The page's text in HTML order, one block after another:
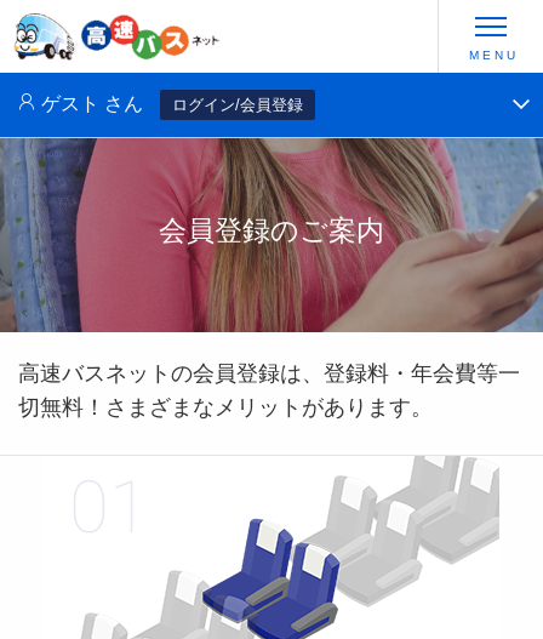
ゲスト さん ログイン/会員登録
会員登録のご案内
高速バスネットの会員登録は、登録料・年会費等一
切無料！さまざまなメリットがあります。